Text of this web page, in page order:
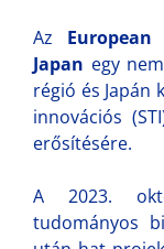
Az European
Japan egy
régió és Japán
innovációs
erősítésére.
A 2023.
tudományos